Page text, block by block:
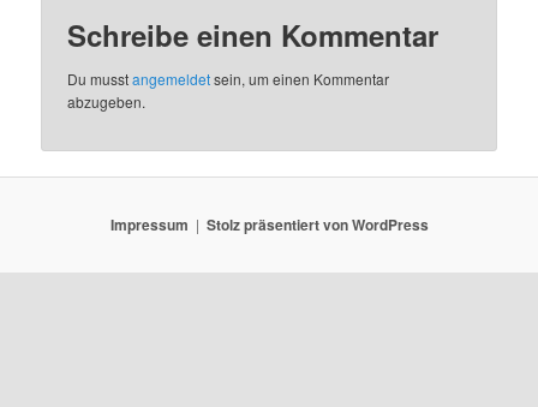
Schreibe einen Kommentar
Du musstangemeldetsein, um einen Kommentar
abzugeben.
Impressum Stolz präsentiert von WordPress